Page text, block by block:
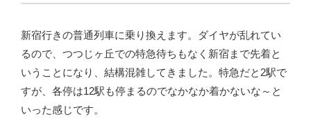
新宿行きの普通列車に乗り換えます。ダイヤが乱れてい
るので、つつじヶ丘での特急待ちもなく新宿まで先着と
いうことになり、結構混雑してきました。特急だと2駅で
すが、各停は12駅も停まるのでなかなか着かないな～と
いった感じです。